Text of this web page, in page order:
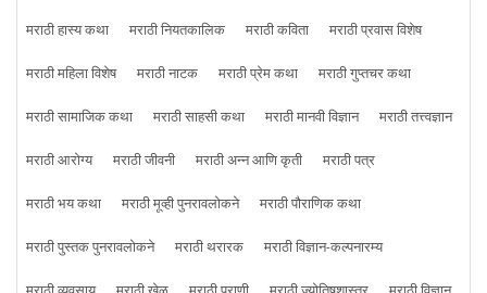
मराठी हास्य कथा
मराठी नियतकालिक मराठी कविता
मराठी प्रवास विशेष
मराठी महिला विशेष
मराठी नाटक मराठी प्रेम कथा
मराठी गुप्तचर कथा
मराठी सामाजिक कथा
मराठी साहसी कथा मराठी मानवी विज्ञान
मराठी तत्त्वज्ञान
मराठी आरोग्य
मराठी जीवनी मराठी अन्न आणि कृती
मराठी पत्र
मराठी भय कथा
मराठी मूव्ही पुनरावलोकने
मराठी पौराणिक कथा
मराठी पुस्तक पुनरावलोकने
मराठी थरारक
मराठी विज्ञान-कल्पनारम्य